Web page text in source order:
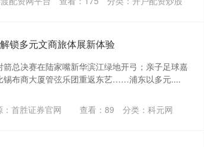
锁多元文商旅体展新体验
总决赛在陆家嘴新华滨江绿地开弓；亲子足球嘉
锡布商大厦管弦乐团重返东艺……浦东以多元....
：首胜证券官网 查看：89 分类：科元网